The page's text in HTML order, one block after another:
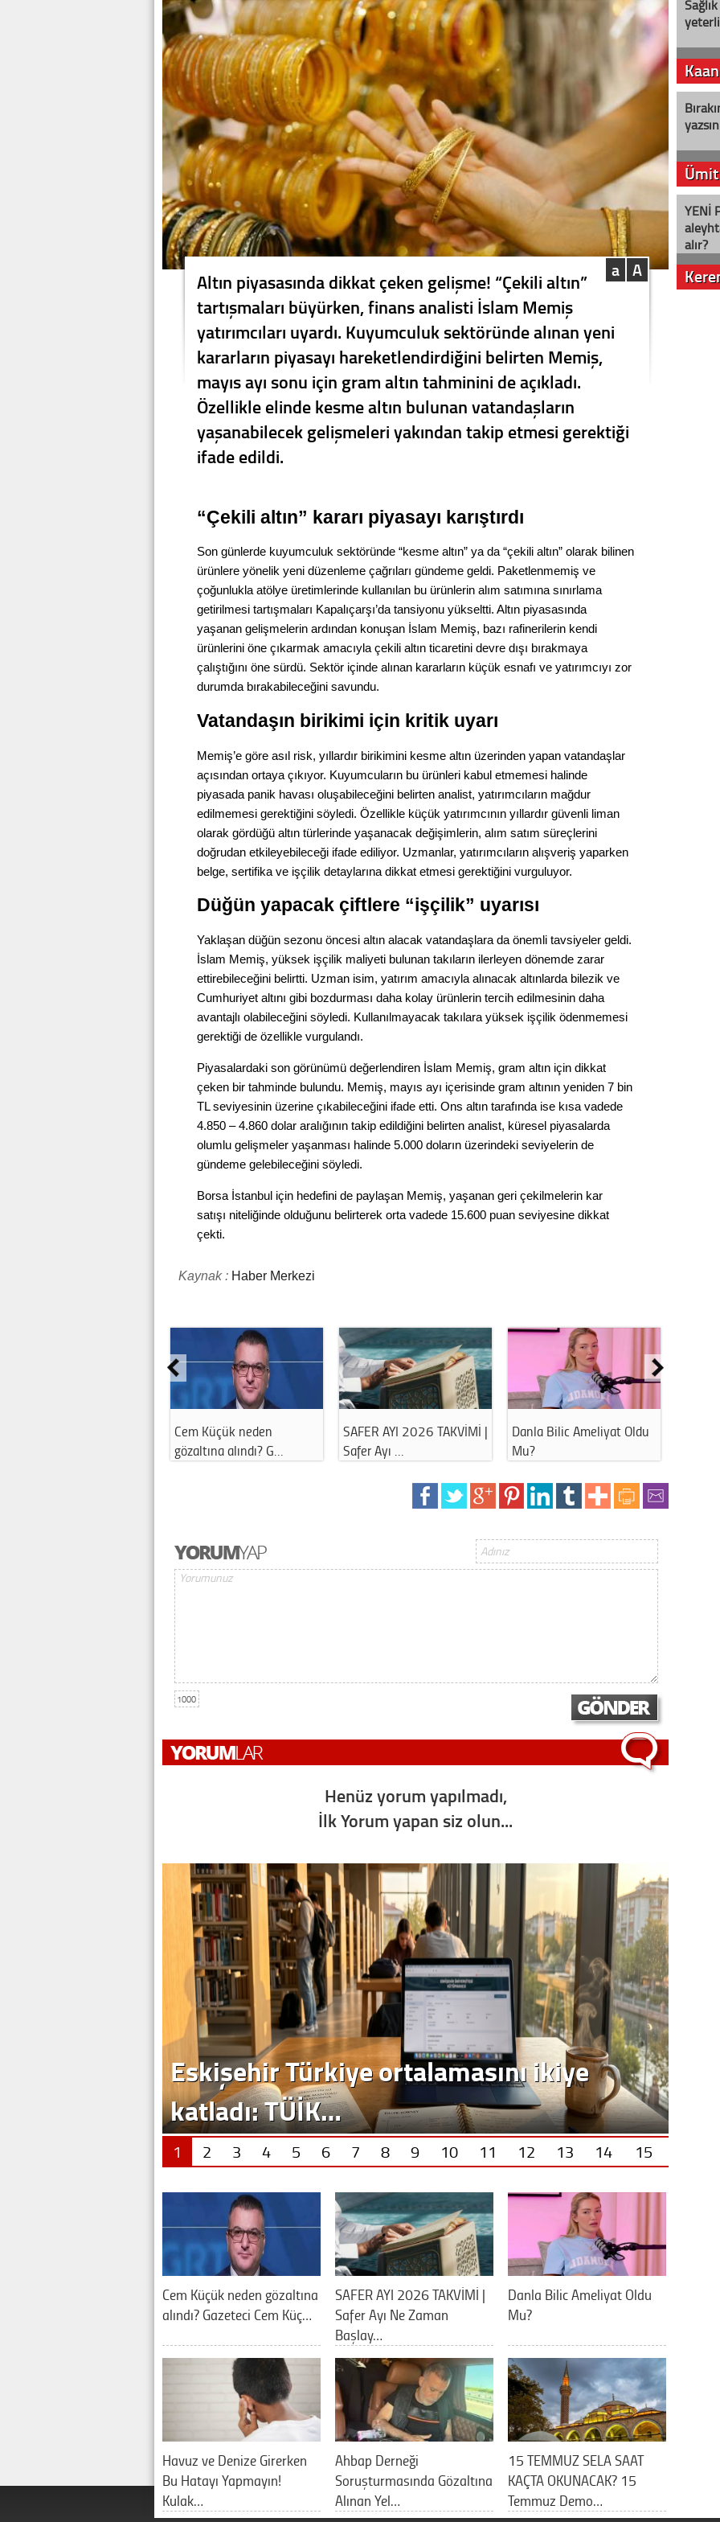
A
a
Altın piyasasında dikkat çeken gelişme! “Çekili altın”
tartışmaları büyürken, finans analisti İslam Memiş
yatırımcıları uyardı. Kuyumculuk sektöründe alınan yeni
kararların piyasayı hareketlendirdiğini belirten Memiş,
mayıs ayı sonu için gram altın tahminini de açıkladı.
Özellikle elinde kesme altın bulunan vatandaşların
yaşanabilecek gelişmeleri yakından takip etmesi gerektiği
ifade edildi.
“Çekili altın” kararı piyasayı karıştırdı
Son günlerde kuyumculuk sektöründe “kesme altın” ya da “çekili altın” olarak bilinen
ürünlere yönelik yeni düzenleme çağrıları gündeme geldi. Paketlenmemiş ve
çoğunlukla atölye üretimlerinde kullanılan bu ürünlerin alım satımına sınırlama
getirilmesi tartışmaları Kapalıçarşı’da tansiyonu yükseltti. Altın piyasasında
yaşanan gelişmelerin ardından konuşan İslam Memiş, bazı rafinerilerin kendi
ürünlerini öne çıkarmak amacıyla çekili altın ticaretini devre dışı bırakmaya
çalıştığını öne sürdü. Sektör içinde alınan kararların küçük esnafı ve yatırımcıyı zor
durumda bırakabileceğini savundu.
Vatandaşın birikimi için kritik uyarı
Memiş’e göre asıl risk, yıllardır birikimini kesme altın üzerinden yapan vatandaşlar
açısından ortaya çıkıyor. Kuyumcuların bu ürünleri kabul etmemesi halinde
piyasada panik havası oluşabileceğini belirten analist, yatırımcıların mağdur
edilmemesi gerektiğini söyledi. Özellikle küçük yatırımcının yıllardır güvenli liman
olarak gördüğü altın türlerinde yaşanacak değişimlerin, alım satım süreçlerini
doğrudan etkileyebileceği ifade ediliyor. Uzmanlar, yatırımcıların alışveriş yaparken
belge, sertifika ve işçilik detaylarına dikkat etmesi gerektiğini vurguluyor.
Düğün yapacak çiftlere “işçilik” uyarısı
Yaklaşan düğün sezonu öncesi altın alacak vatandaşlara da önemli tavsiyeler geldi.
İslam Memiş, yüksek işçilik maliyeti bulunan takıların ilerleyen dönemde zarar
ettirebileceğini belirtti. Uzman isim, yatırım amacıyla alınacak altınlarda bilezik ve
Cumhuriyet altını gibi bozdurması daha kolay ürünlerin tercih edilmesinin daha
avantajlı olabileceğini söyledi. Kullanılmayacak takılara yüksek işçilik ödenmemesi
gerektiği de özellikle vurgulandı.
Piyasalardaki son görünümü değerlendiren İslam Memiş, gram altın için dikkat
çeken bir tahminde bulundu. Memiş, mayıs ayı içerisinde gram altının yeniden 7 bin
TL seviyesinin üzerine çıkabileceğini ifade etti. Ons altın tarafında ise kısa vadede
4.850 – 4.860 dolar aralığının takip edildiğini belirten analist, küresel piyasalarda
olumlu gelişmeler yaşanması halinde 5.000 doların üzerindeki seviyelerin de
gündeme gelebileceğini söyledi.
Borsa İstanbul için hedefini de paylaşan Memiş, yaşanan geri çekilmelerin kar
satışı niteliğinde olduğunu belirterek orta vadede 15.600 puan seviyesine dikkat
çekti.
Kaynak : Haber Merkezi
Cem Küçük neden
gözaltına alındı? G…
SAFER AYI 2026 TAKVİMİ |
Safer Ayı …
Danla Bilic Ameliyat Oldu
Mu?
1000
Henüz yorum yapılmadı,
İlk Yorum yapan siz olun...
Eskişehir Türkiye ortalamasını ikiye
katladı: TÜİK…
1 2 3 4 5 6 7 8 9 10 11 12 13 14 15
Cem Küçük neden gözaltına
alındı? Gazeteci Cem Küç…
SAFER AYI 2026 TAKVİMİ |
Safer Ayı Ne Zaman
Başlay…
Danla Bilic Ameliyat Oldu
Mu?
Havuz ve Denize Girerken
Bu Hatayı Yapmayın!
Kulak…
Ahbap Derneği
Soruşturmasında Gözaltına
Alınan Yel…
15 TEMMUZ SELA SAAT
KAÇTA OKUNACAK? 15
Temmuz Demo…
yazsın
YENİ
alır?